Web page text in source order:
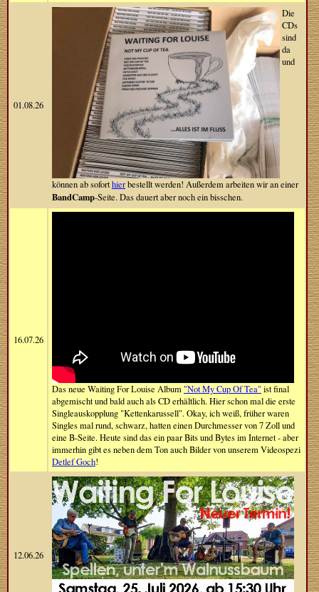
01.08.26
Die
CDs
sind
da
und
können ab soforthierbestellt werden! Außerdem arbeiten wir an einer
BandCamp-Seite. Das dauert aber noch ein bisschen.
16.07.26
Das neue Waiting For Louise Album "Not My Cup Of Tea" ist final
abgemischt und bald auch als CD erhältlich. Hier schon mal die erste
Singleauskopplung "Kettenkarussell". Okay, ich weiß, früher waren
Singles mal rund, schwarz, hatten einen Durchmesser von 7 Zoll und
eine B-Seite. Heute sind das ein paar Bits und Bytes im Internet - aber
immerhin gibt es neben dem Ton auch Bilder von unserem Videospezi
Detlef Goch!
12.06.26